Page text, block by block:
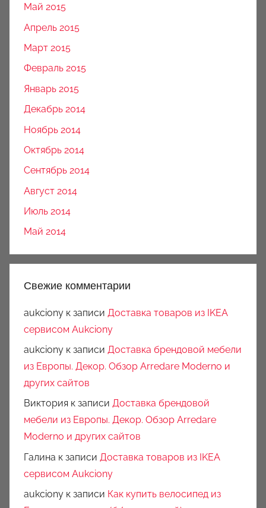
Май 2015
Апрель 2015
Март 2015
Февраль 2015
Январь 2015
Декабрь 2014
Ноябрь 2014
Октябрь 2014
Сентябрь 2014
Август 2014
Июль 2014
Май 2014
Свежие комментарии
aukciony к записи Доставка товаров из IKEA
сервисом Aukciony
aukciony к записи Доставка брендовой мебели
из Европы. Декор. Обзор Arredare Moderno и
других сайтов
Виктория к записи Доставка брендовой
мебели из Европы. Декор. Обзор Arredare
Moderno и других сайтов
Галина к записи Доставка товаров из IKEA
сервисом Aukciony
aukciony к записи Как купить велосипед из